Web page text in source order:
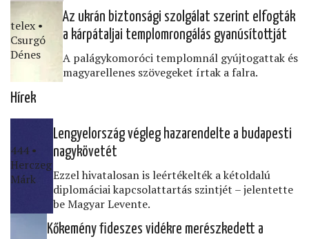
telex •
Csurgó
Dénes
Az ukrán biztonsági szolgálat szerint elfogták
a kárpátaljai templomrongálás gyanúsítottját
A palágykomoróci templomnál gyújtogattak és
magyarellenes szövegeket írtak a falra.
Hírek
444 •
Herczeg
Márk
Lengyelország végleg hazarendelte a budapesti
nagykövetét
Ezzel hivatalosan is leértékelték a kétoldalú
diplomáciai kapcsolattartás szintjét – jelentette
be Magyar Levente.
Kőkemény ﬁdeszes vidékre merészkedett a